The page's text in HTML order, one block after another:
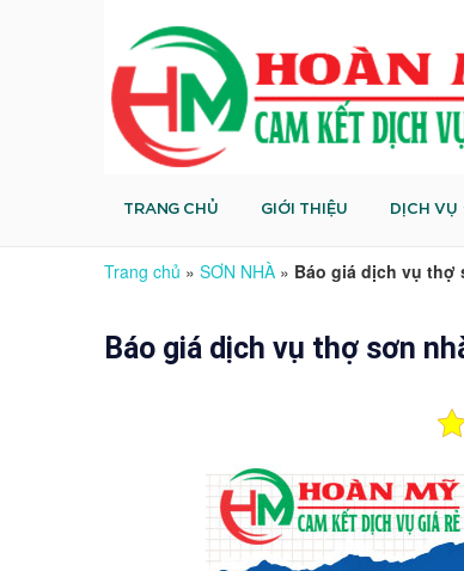
TRANG CHỦ GIỚI THIỆU DỊCH VỤ
Trang chủ » SƠN NHÀ » Báo giá dịch vụ thợ
Báo giá dịch vụ thợ sơn